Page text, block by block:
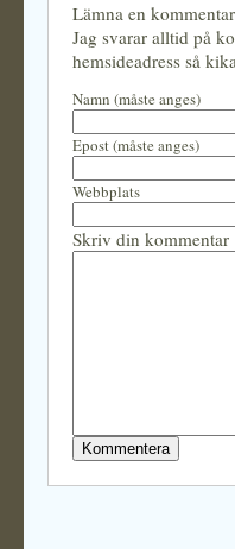
Lämna en
Jag svarar alltid på
hemsideadress så
Namn (måste anges)
Epost (måste anges)
Webbplats
Skriv din kommentar